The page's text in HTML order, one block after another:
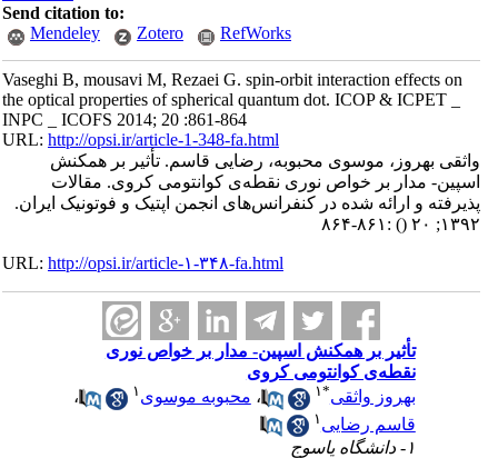
Send citation to:
Mendeley
Zotero RefWorks
Vaseghi B, mousavi M, Rezaei G. spin-orbit interaction effects on
the optical properties of spherical quantum dot. ICOP & ICPET _
INPC _ ICOFS 2014; 20 :861-864
URL:http://opsi.ir/article-1-348-fa.html
واثقی بهروز، موسوی محبوبه، رضایی قاسم. تأثیر بر همکنش
اسپین- مدار بر خواص نوری نقطه‌ی کوانتومی کروی. مقالات
پذیرفته و ارائه شده در کنفرانس‌های انجمن اپتیک و فوتونیک ایران.
۱۳۹۲; ۲۰
() :۸۶۱-۸۶۴
URL:http://opsi.ir/article-۱-۳۴۸-fa.html
تأثیر بر همکنش اسپین- مدار بر خواص نوری
نقطه‌ی کوانتومی کروی
بهروز واثقی
۱ ،محبوبه موسوی۱
،
قاسم رضایی